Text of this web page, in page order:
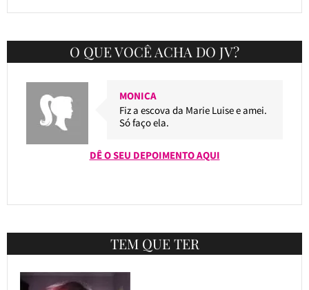
O QUE VOCÊ ACHA DO JV?
MONICA
Fiz a escova da Marie Luise e amei.
Só faço ela.
DÊ O SEU DEPOIMENTO AQUI
TEM QUE TER